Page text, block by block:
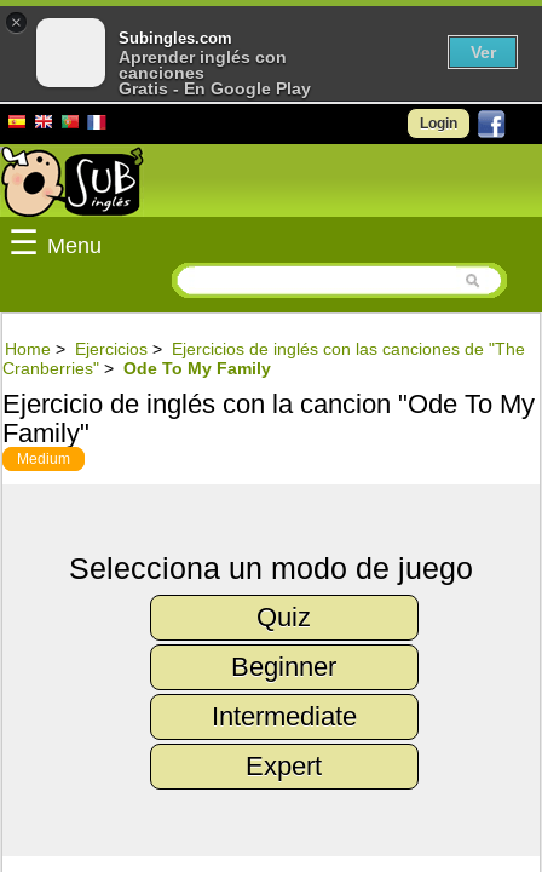
Login
☰ Menu
Home > Ejercicios > Ejercicios de inglés con las canciones de "The
Cranberries" > Ode To My Family
Ejercicio de inglés con la cancion "Ode To My
Family"
Medium
Selecciona un modo de juego
Quiz
Beginner
Intermediate
Expert
×
Subingles.com
Aprender inglés con
canciones
Gratis - En Google Play
Ver